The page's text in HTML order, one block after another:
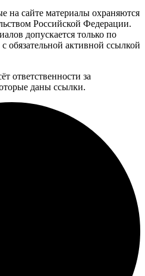
на сайте материалы охраняются
Российской Федерации.
допускается только по
обязательной активной ссылкой
ответственности за
даны ссылки.